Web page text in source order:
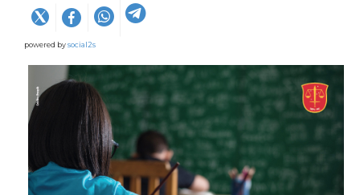
powered bysocial2s